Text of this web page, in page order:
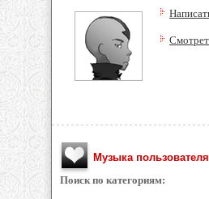
Музыка
Поиск по категориям: